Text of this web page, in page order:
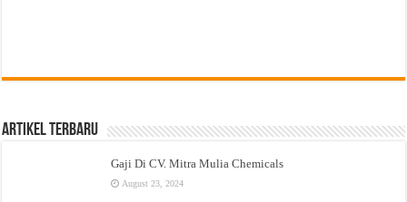
Artikel Terbaru
Gaji Di CV. Mitra Mulia Chemicals
August 23, 2024